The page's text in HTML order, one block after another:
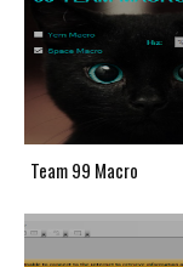
Team 99 Macro